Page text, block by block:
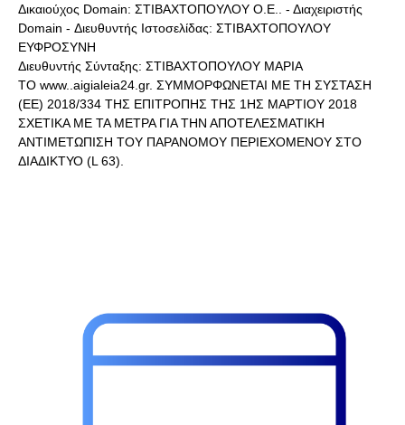
Δικαιούχος Domain: ΣΤΙΒΑΧΤΟΠΟΥΛΟΥ Ο.Ε.. - Διαχειριστής
Domain - Διευθυντής Ιστοσελίδας: ΣΤΙΒΑΧΤΟΠΟΥΛΟΥ
ΕΥΦΡΟΣΥΝΗ
Διευθυντής Σύνταξης: ΣΤΙΒΑΧΤΟΠΟΥΛΟΥ ΜΑΡΙΑ
ΤΟ www..aigialeia24.gr. ΣΥΜΜΟΡΦΩΝΕΤΑΙ ΜΕ ΤΗ ΣΥΣΤΑΣΗ
(ΕΕ) 2018/334 ΤΗΣ ΕΠΙΤΡΟΠΗΣ ΤΗΣ 1ΗΣ ΜΑΡΤΙΟΥ 2018
ΣΧΕΤΙΚΑ ΜΕ ΤΑ ΜΕΤΡΑ ΓΙΑ ΤΗΝ ΑΠΟΤΕΛΕΣΜΑΤΙΚΗ
ΑΝΤΙΜΕΤΩΠΙΣΗ ΤΟΥ ΠΑΡΑΝΟΜΟΥ ΠΕΡΙΕΧΟΜΕΝΟΥ ΣΤΟ
ΔΙΑΔΙΚΤΥΟ (L 63).